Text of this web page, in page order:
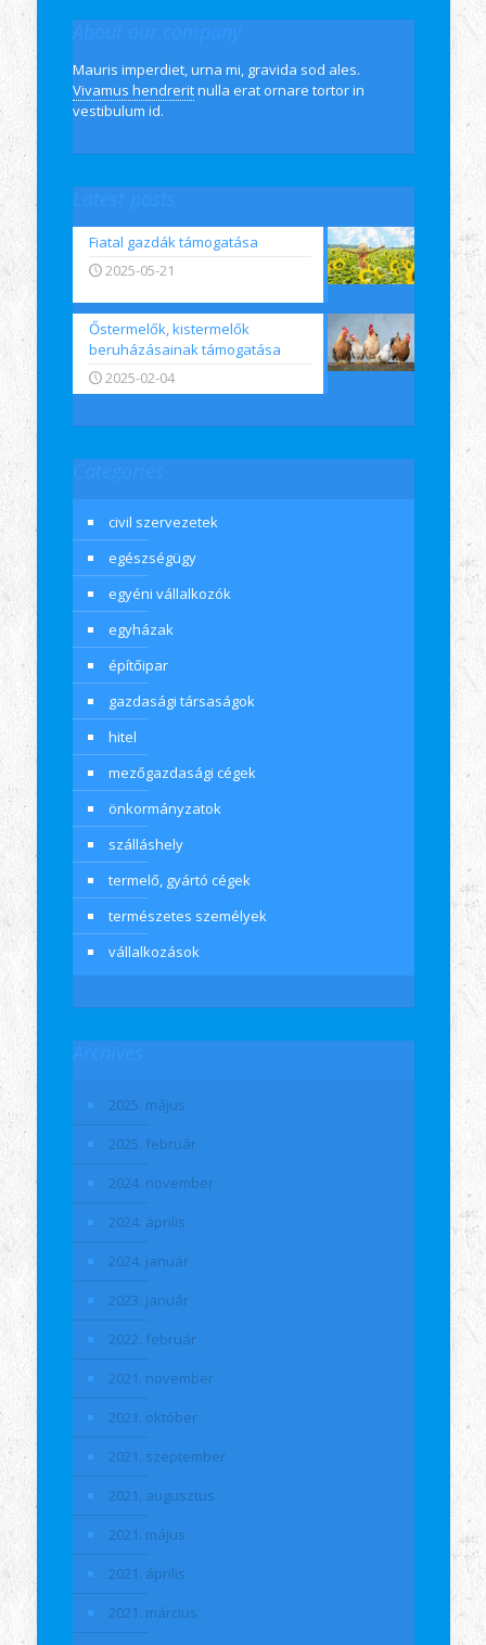
About our company
Mauris imperdiet, urna mi, gravida sod ales.
Vivamus hendreritnulla erat ornare tortor in
vestibulum id.
Fiatal gazdák támogatása
2025-05-21
Őstermelők, kistermelők
beruházásainak támogatása
2025-02-04
civil szervezetek
egészségügy
egyéni vállalkozók
egyházak
építőipar
gazdasági társaságok
hitel
mezőgazdasági cégek
önkormányzatok
szálláshely
termelő, gyártó cégek
természetes személyek
vállalkozások
Archives
2025. május
2025. február
2024. november
2024. április
2024. január
2023. január
2022. február
2021. november
2021. október
2021. szeptember
2021. augusztus
2021. május
2021. április
2021. március